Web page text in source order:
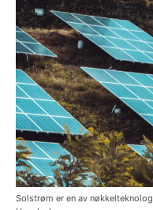
Solstrøm er en av